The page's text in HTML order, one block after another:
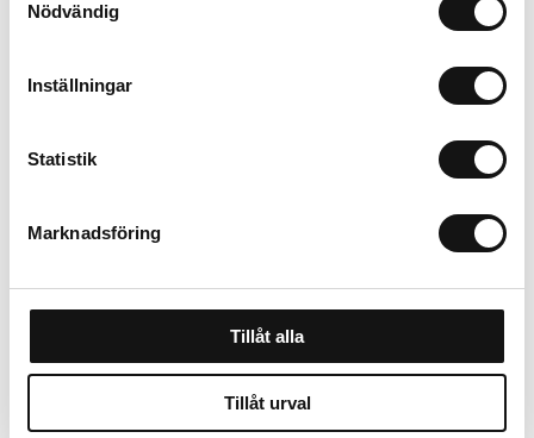
Nödvändig
Inställningar
Statistik
Marknadsföring
Tillåt alla
Tillåt urval
Beskrivning